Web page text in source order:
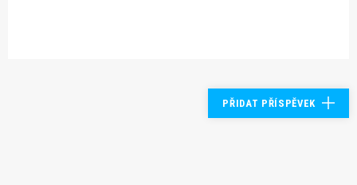
PŘIDAT PŘÍSPĚVEK